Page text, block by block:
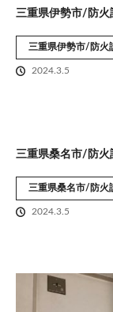
三重県伊勢市/防
三重県伊勢市/防
2024.3.5
三重県桑名市/防
三重県桑名市/防
2024.3.5